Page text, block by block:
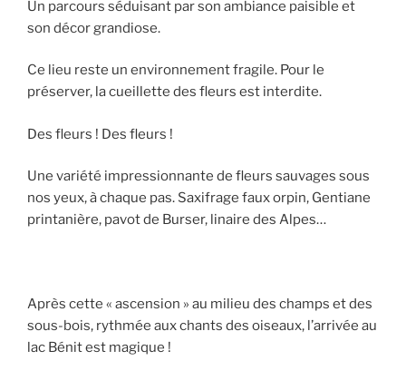
Un parcours séduisant par son ambiance paisible et
son décor grandiose.
Ce lieu reste un environnement fragile. Pour le
préserver, la cueillette des fleurs est interdite.
Des fleurs ! Des fleurs !
Une variété impressionnante de fleurs sauvages sous
nos yeux, à chaque pas. Saxifrage faux orpin, Gentiane
printanière, pavot de Burser, linaire des Alpes…
Après cette « ascension » au milieu des champs et des
sous-bois, rythmée aux chants des oiseaux, l’arrivée au
lac Bénit est magique !